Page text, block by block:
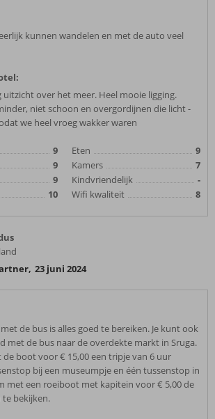
kunnen wandelen en met de auto veel
over het meer. Heel mooie ligging.
niet schoon en overgordijnen die licht -
we heel vroeg wakker waren
9
9
9
10
Eten
9
Kamers
7
Kindvriendelijk
-
Wifi kwaliteit
8
, 23 juni 2024
de bus is alles goed te bereiken. Je kunt ook
met de bus naar de overdekte markt in Sruga.
boot voor € 15,00 een tripje van 6 uur
bij een museumpje en één tussenstop in
met een roeiboot met kapitein voor € 5,00 de
bekijken.